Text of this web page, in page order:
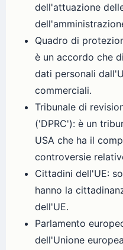
dell'attuazione
Quadro di
è un accordo che
dati personali
commerciali.
Tribunale di
('DPRC'): è un
USA che ha il
controversie
Cittadini dell'UE:
hanno la
dell'UE.
Parlamento
dell'Unione